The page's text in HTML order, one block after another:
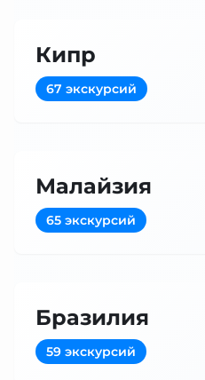
Кипр
67 экскурсий
Малайзия
65 экскурсий
Бразилия
59 экскурсий